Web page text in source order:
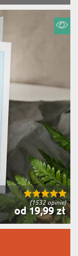
(1532 opinie)
od 19,99 zł